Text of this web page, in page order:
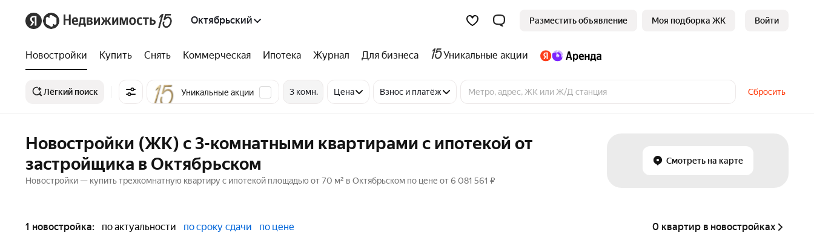
Октябрьский Разместить объявление Моя подборка ЖК Войти
Новостройки Купить Снять Коммерческая Ипотека Журнал Для бизнеса Уникальные акции
Лёгкий поиск Уникальные акции 3 комн. Цена Взнос и платёж Сбросить
Новостройки (ЖК) с 3-комнатными квартирами с ипотекой от
застройщика в Октябрьском
Новостройки — купить трехкомнатную квартиру с ипотекой площадью от 70 м² в Октябрьском по цене от 6 081 561 ₽
Смотреть на карте
1 новостройка: по актуальности по сроку сдачи по цене 0 квартир в новостройках